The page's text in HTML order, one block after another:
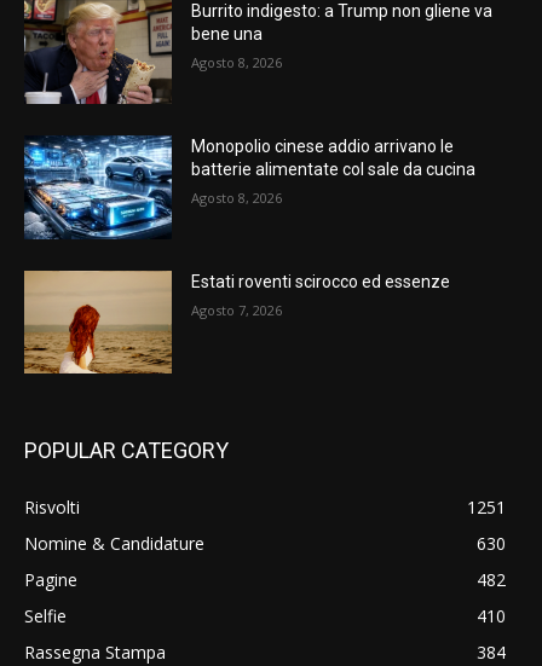
Burrito indigesto: a Trump non gliene va
bene una
Agosto 8, 2026
Monopolio cinese addio arrivano le
batterie alimentate col sale da cucina
Agosto 8, 2026
Estati roventi scirocco ed essenze
Agosto 7, 2026
POPULAR CATEGORY
Risvolti
1251
Nomine & Candidature
630
Pagine
482
Selfie
410
Rassegna Stampa
384